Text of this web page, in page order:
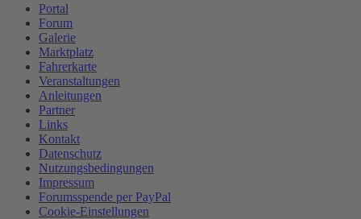
Portal
Forum
Galerie
Marktplatz
Fahrerkarte
Veranstaltungen
Anleitungen
Partner
Links
Kontakt
Datenschutz
Nutzungsbedingungen
Impressum
Forumsspende per PayPal
Cookie-Einstellungen